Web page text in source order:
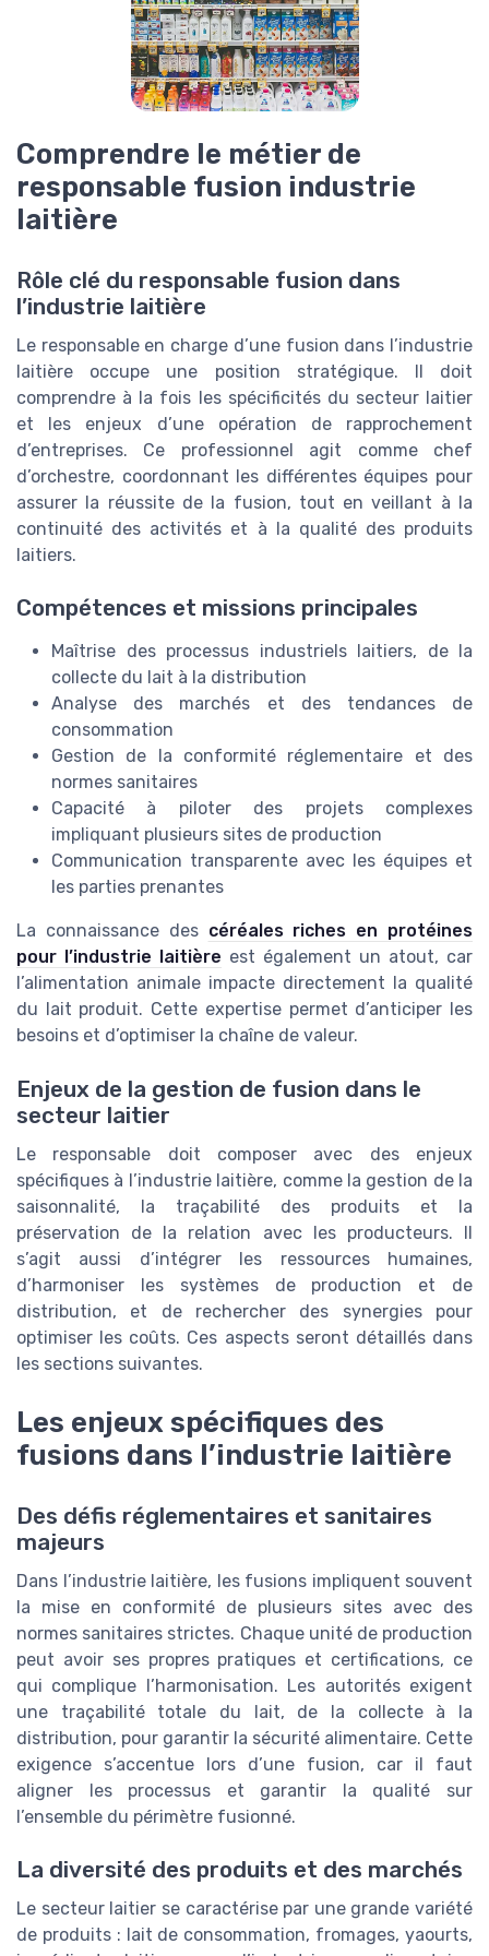
Comprendre le métier de
responsable fusion industrie
laitière
Rôle clé du responsable fusion dans
l’industrie laitière
Le responsable en charge d’une fusion dans l’industrie
laitière occupe une position stratégique. Il doit
comprendre à la fois les spécificités du secteur laitier
et les enjeux d’une opération de rapprochement
d’entreprises. Ce professionnel agit comme chef
d’orchestre, coordonnant les différentes équipes pour
assurer la réussite de la fusion, tout en veillant à la
continuité des activités et à la qualité des produits
laitiers.
Compétences et missions principales
Maîtrise des processus industriels laitiers, de la
collecte du lait à la distribution
Analyse des marchés et des tendances de
consommation
Gestion de la conformité réglementaire et des
normes sanitaires
Capacité à piloter des projets complexes
impliquant plusieurs sites de production
Communication transparente avec les équipes et
les parties prenantes
La connaissance des céréales riches en protéines
pour l’industrie laitière est également un atout, car
l’alimentation animale impacte directement la qualité
du lait produit. Cette expertise permet d’anticiper les
besoins et d’optimiser la chaîne de valeur.
Enjeux de la gestion de fusion dans le
secteur laitier
Le responsable doit composer avec des enjeux
spécifiques à l’industrie laitière, comme la gestion de la
saisonnalité, la traçabilité des produits et la
préservation de la relation avec les producteurs. Il
s’agit aussi d’intégrer les ressources humaines,
d’harmoniser les systèmes de production et de
distribution, et de rechercher des synergies pour
optimiser les coûts. Ces aspects seront détaillés dans
les sections suivantes.
Les enjeux spécifiques des
fusions dans l’industrie laitière
Des défis réglementaires et sanitaires
majeurs
Dans l’industrie laitière, les fusions impliquent souvent
la mise en conformité de plusieurs sites avec des
normes sanitaires strictes. Chaque unité de production
peut avoir ses propres pratiques et certifications, ce
qui complique l’harmonisation. Les autorités exigent
une traçabilité totale du lait, de la collecte à la
distribution, pour garantir la sécurité alimentaire. Cette
exigence s’accentue lors d’une fusion, car il faut
aligner les processus et garantir la qualité sur
l’ensemble du périmètre fusionné.
La diversité des produits et des marchés
Le secteur laitier se caractérise par une grande variété
de produits : lait de consommation, fromages, yaourts,